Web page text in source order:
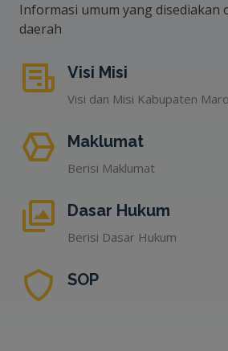
Informasi umum yang disediakan
daerah
Visi Misi
Visi dan Misi Kabupaten
Maklumat
Berisi Maklumat
Dasar Hukum
Berisi Dasar Hukum
SOP